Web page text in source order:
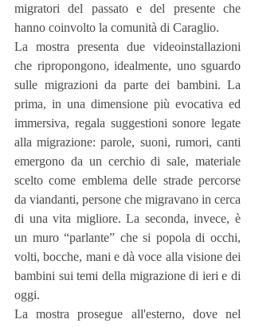
migratori del passato e del presente che
hanno coinvolto la comunità di Caraglio.
La mostra presenta due videoinstallazioni
che ripropongono, idealmente, uno sguardo
sulle migrazioni da parte dei bambini. La
prima, in una dimensione più evocativa ed
immersiva, regala suggestioni sonore legate
alla migrazione: parole, suoni, rumori, canti
emergono da un cerchio di sale, materiale
scelto come emblema delle strade percorse
da viandanti, persone che migravano in cerca
di una vita migliore. La seconda, invece, è
un muro “parlante” che si popola di occhi,
volti, bocche, mani e dà voce alla visione dei
bambini sui temi della migrazione di ieri e di
oggi.
La mostra prosegue all'esterno, dove nel